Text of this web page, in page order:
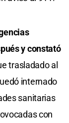
y constató
trasladado al
internado
sanitarias
con